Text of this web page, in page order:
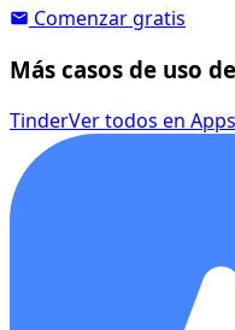
Comenzar gratis
Más casos de uso
TinderVer todos en